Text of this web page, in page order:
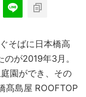
そばに日本橋高
が2019年3月。
園ができ、その
髙島屋 ROOFTOP